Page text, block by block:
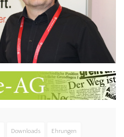
Downloads Ehrungen